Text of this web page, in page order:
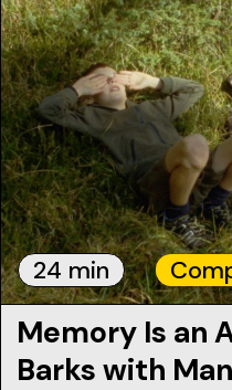
24 min
Memory Is an
Barks with